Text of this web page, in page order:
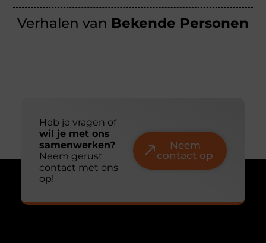
Verhalen van Bekende Personen
Heb je vragen of
wil je met ons
samenwerken?
Neem gerust
contact met ons
op!
Neem
contact op